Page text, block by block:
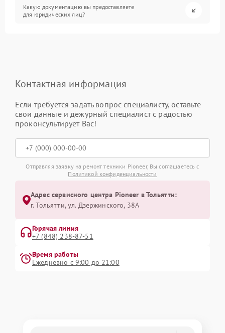
Какую документацию вы предоставляете
для юридических лиц?
Контактная информация
Если требуется задать вопрос специалисту, оставьте
свои данные и дежурный специалист с радостью
проконсультирует Вас!
Отправляя заявку на ремонт техники Pioneer, Вы соглашаетесь с
Политикой конфиденциальности
Адрес сервисного центра Pioneer в Тольятти:
г. Тольятти, ул. Дзержинского, 38А
Горячая линия
+7 (848) 238-87-51
Время работы
Ежедневно с 9:00 до 21:00